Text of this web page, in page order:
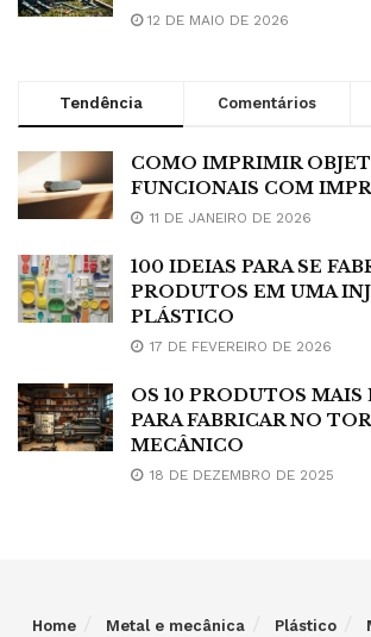
12 DE MAIO DE 2026
Tendência Comentários
COMO IMPRIMIR
FUNCIONAIS COM
11 DE JANEIRO DE 2026
100 IDEIAS PARA SE
PRODUTOS EM UMA
PLÁSTICO
17 DE FEVEREIRO DE 2026
OS 10 PRODUTOS MAIS
PARA FABRICAR NO
MECÂNICO
18 DE DEZEMBRO DE 2025
Home Metal e mecânica Plástico